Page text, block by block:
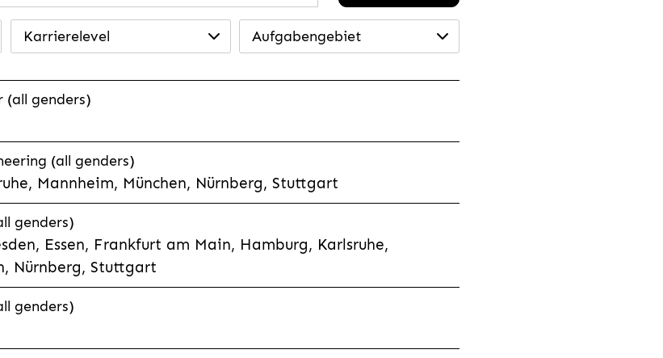
Karrierelevel Aufgabengebiet
(all genders)
(all genders)
Mannheim, München, Nürnberg, Stuttgart
genders)
Essen, Frankfurt am Main, Hamburg, Karlsruhe,
Nürnberg, Stuttgart
genders)